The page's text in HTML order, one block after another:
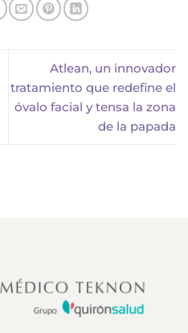
Atlean, un innovador
tratamiento que redefine el
óvalo facial y tensa la zona
de la papada